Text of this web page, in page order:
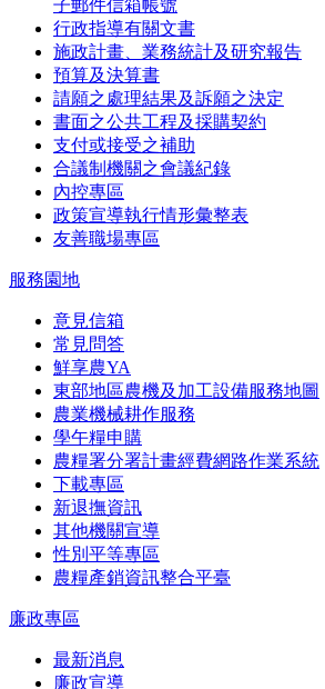
子郵件信箱帳號
行政指導有關文書
施政計畫、業務統計及研究報告
預算及決算書
請願之處理結果及訴願之決定
書面之公共工程及採購契約
支付或接受之補助
合議制機關之會議紀錄
內控專區
政策宣導執行情形彙整表
友善職場專區
服務園地
意見信箱
常見問答
鮮享農YA
東部地區農機及加工設備服務地圖
農業機械耕作服務
學午糧申購
農糧署分署計畫經費網路作業系統
下載專區
新退撫資訊
其他機關宣導
性別平等專區
農糧產銷資訊整合平臺
廉政專區
最新消息
廉政宣導